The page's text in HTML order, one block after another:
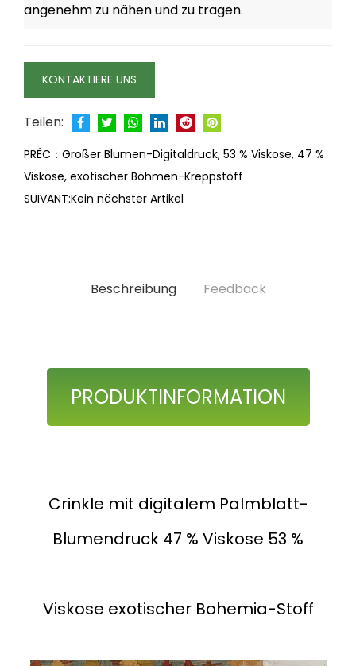
angenehm zu nähen und zu tragen.
KONTAKTIERE UNS
Teilen:
PRÉC： Großer Blumen-Digitaldruck, 53 % Viskose, 47 %
Viskose, exotischer Böhmen-Kreppstoff
SUIVANT:Kein nächster Artikel
Beschreibung Feedback
PRODUKTINFORMATION
Crinkle mit digitalem Palmblatt-
Blumendruck 47 % Viskose 53 %
Viskose exotischer Bohemia-Stoff